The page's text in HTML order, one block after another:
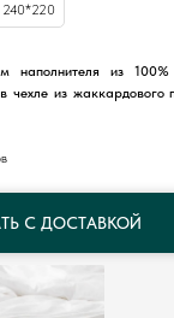
240*220
из 100%
из жаккардового
С ДОСТАВКОЙ